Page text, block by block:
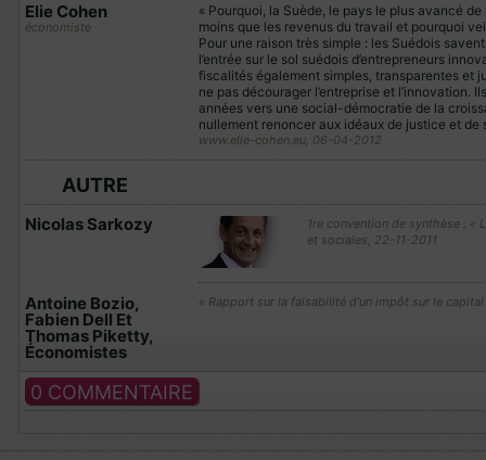
Elie Cohen
économiste
« Pourquoi, la Suède, le pays le plus avancé
moins que les revenus du travail et pourquoi
Pour une raison très simple : les Suédois
l’entrée sur le sol suédois d’entrepreneurs
fiscalités également simples, transparentes et
ne pas décourager l’entreprise et
années vers une social-démocratie de la
nullement renoncer aux idéaux de justice et de
www.elie-cohen.eu, 06-04-2012
AUTRE
Nicolas Sarkozy
1re convention de synthèse :
et sociales, 22-11-2011
Antoine Bozio,
Fabien Dell Et
Thomas Piketty,
Économistes
« Rapport sur la faisabilité d’un impôt sur le capital
0 COMMENTAIRE